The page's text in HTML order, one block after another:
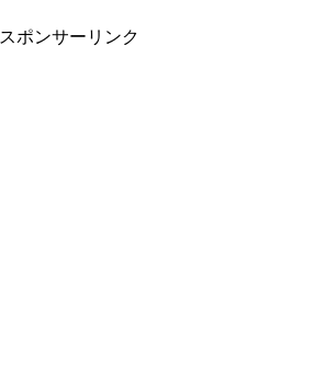
スポンサーリンク